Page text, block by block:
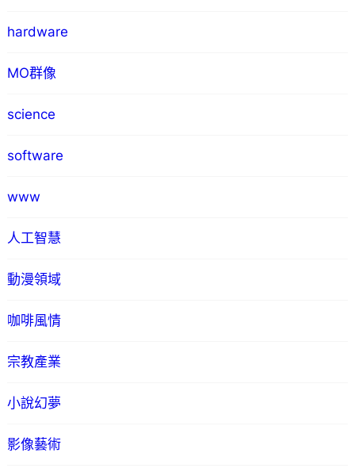
hardware
MO群像
science
software
www
人工智慧
動漫領域
咖啡風情
宗教產業
小說幻夢
影像藝術